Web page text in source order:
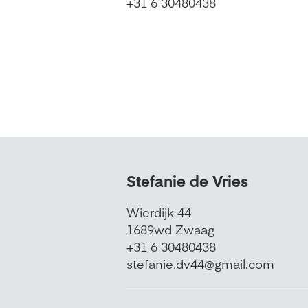
Stefanie de Vries
Wierdijk 44
1689wd Zwaag
+31 6 30480438
stefanie.dv44@gmail.com